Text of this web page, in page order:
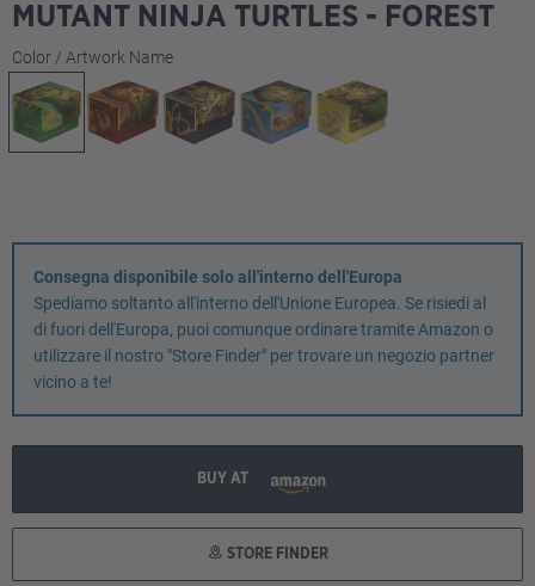
MUTANT NINJA TURTLES - FOREST
Seleziona
Color / Artwork Name
Consegna disponibile solo all'interno dell'Europa
Spediamo soltanto all'interno dell'Unione Europea. Se risiedi al
di fuori dell'Europa, puoi comunque ordinare tramite Amazon o
utilizzare il nostro "Store Finder" per trovare un negozio partner
vicino a te!
BUY AT
STORE FINDER